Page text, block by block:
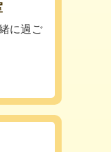
に過ご